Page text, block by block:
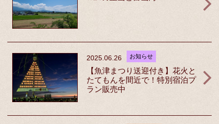
2025.06.26 お知らせ
​【魚津まつり送迎付き】花火と
たてもんを間近で！特別宿泊プ
ラン販売中